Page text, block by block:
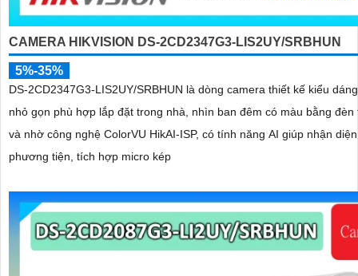
CAMERA HIKVISION DS-2CD2347G3-LIS2UY/SRBHUN
5%-35%
DS-2CD2347G3-LIS2UY/SRBHUN là dòng camera thiết kế kiểu
nhỏ gọn phù hợp lắp đặt trong nhà, nhìn ban đêm có màu bằng đèn
và nhờ công nghệ ColorVU HikAI-ISP, có tính năng AI giúp nhận
phương tiện, tích hợp micro kép